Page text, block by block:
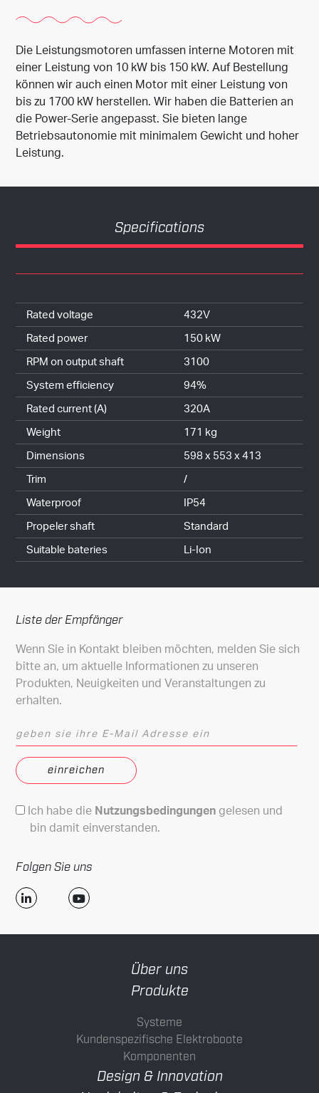
Die Leistungsmotoren umfassen interne Motoren mit
einer Leistung von 10 kW bis 150 kW. Auf Bestellung
können wir auch einen Motor mit einer Leistung von
bis zu 1700 kW herstellen. Wir haben die Batterien an
die Power-Serie angepasst. Sie bieten lange
Betriebsautonomie mit minimalem Gewicht und hoher
Leistung.
Specifications
Rated voltage
432V
Rated power
150 kW
RPM on output shaft
3100
System efficiency
94%
Rated current (A)
320A
Weight
171 kg
Dimensions
598 x 553 x 413
Trim
/
Waterproof
IP54
Propeler shaft
Standard
Suitable bateries
Li-Ion
Liste der Empfänger
Wenn Sie in Kontakt bleiben möchten, melden Sie sich
bitte an, um aktuelle Informationen zu unseren
Produkten, Neuigkeiten und Veranstaltungen zu
erhalten.
geben sie ihre E-Mail Adresse ein
Nutzungsbedingungen
Ich habe die Nutzungsbedingungen gelesen und
bin damit einverstanden.
Folgen Sie uns
Über uns
Produkte
Systeme
Kundenspezifische Elektroboote
Komponenten
Design & Innovation